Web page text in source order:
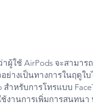
ผู้ใช้ AirPods จะสามา
างเป็นทางการในฤดูใ
สำหรับการโทรแบบ
งานการเพิ่มการสนทนา